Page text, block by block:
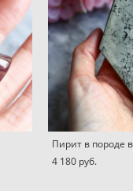
Пирит в породе
4 180 pуб.